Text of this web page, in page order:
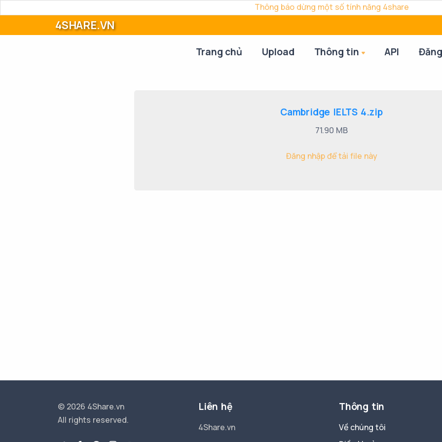
Thông báo dừng một số tính năng 4share
4SHARE.VN
Trang chủ Upload Thông tin API
Cambridge IELTS 4.zip
71.90 MB
Đăng nhập để tải file này
© 2026 4Share.vn
All rights reserved.
Liên hệ
4Share.vn
Thông tin
Về chúng tôi